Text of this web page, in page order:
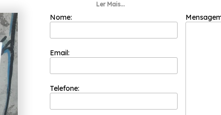
janela de alumínio para banheiro
do segmento de esquadrias, a Esquadriflex é
em 2002 e sua equipe de profissionais é formada
do cliente em cada pedido e a maior inovação e
Campo Grande? Disponibilizando soluções
Esquadria em Alumínio Branco, Janela Basculante
Trabalhamos exclusivamente com matéria-prima de
em nossos produtos.. Não deixe de falar conosco.
Ler Mais...
Nome:
Email:
Telefone: